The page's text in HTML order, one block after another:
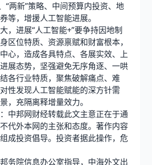
“两新”策略、中间预算内投资、地
等，增援人工智能进展。
进展“人工智能+”要争持因地制
区位特质、资源禀赋和财富根本，
心，造成各具特点、各展实效、上
展态势，坚强避免无序角逐、一哄
各行业特质，聚焦破解痛点、难
性发现人工智能赋能的深方针需
，充隔离释增量效力。
邦网财经转载此文主意正在于通
代外本网的主张和态度。著作内容
成投资倡导。投资者据此操作，危
院信息办公室指导，中海外文出